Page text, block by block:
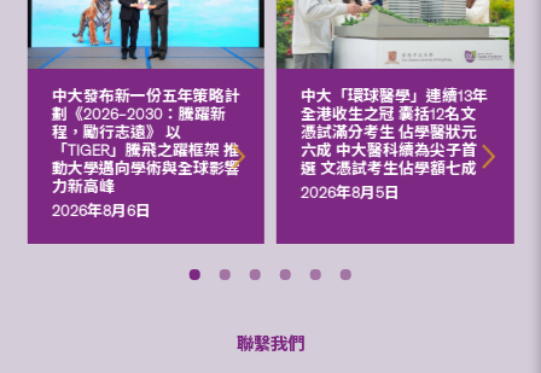
中大發布新一份五年策略計
劃《2026‒2030：騰躍新
程，勵行志遠》 以
「TIGER」騰飛之躍框架 推
動大學邁向學術與全球影響
力新高峰
2026年8月6日
中大「環球醫學」連續13年
全港收生之冠 囊括12名文
憑試滿分考生 佔學醫狀元
六成 中大醫科續為尖子首
選 文憑試考生佔學額七成
2026年8月5日
聯繫我們